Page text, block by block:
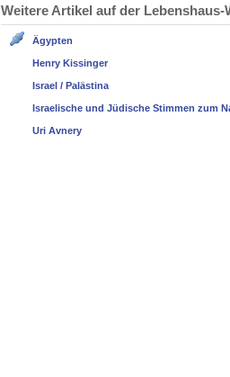
Weitere Artikel auf der
Ägypten
Henry Kissinger
Israel / Palästina
Israelische und Jüdische Stimmen zum
Uri Avnery